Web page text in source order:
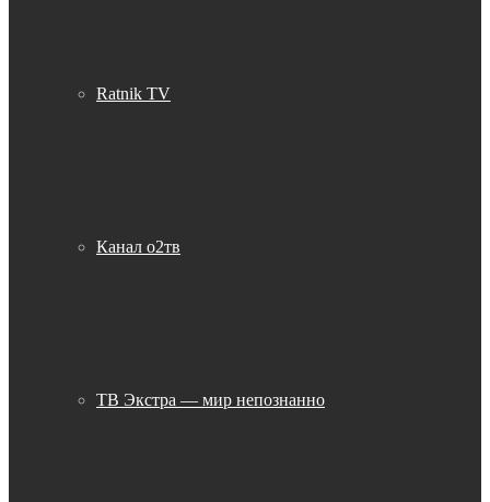
Ratnik TV
Канал о2тв
ТВ Экстра — мир непознанно